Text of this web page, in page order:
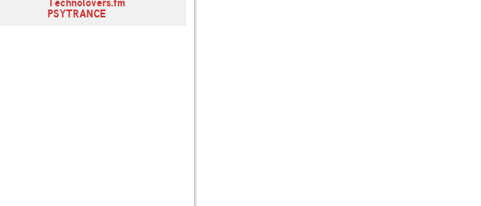
Technolovers.fm
PSYTRANCE